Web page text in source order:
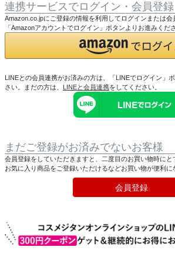
連携サービスでログイン・会員登録
Amazon.co.jpにご登録の情報を利用してログインまたは会
「Amazonアカウントでログイン」ボタンよりお進みくださ
LINEとの会員連携がお済みの方は、「LINEでログイン」
さい。まだの方は、
LINEと会員連携をしてください。
まだご登録がお済みでないお客様
会員登録をしていただきますと、二度目のお買い物時にと
お気に入り商品をご登録いただけるなどお買い物が便利に
会員登録